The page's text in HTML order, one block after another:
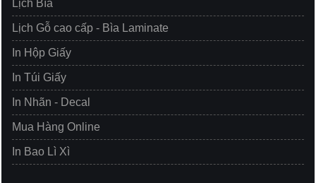
Lịch Bìa
Lịch Gỗ cao cấp - Bìa Laminate
In Hộp Giấy
In Túi Giấy
In Nhãn - Decal
Mua Hàng Online
In Bao Lì Xì